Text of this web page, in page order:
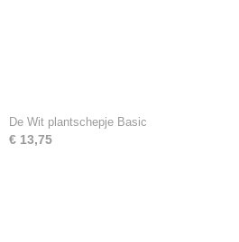
De Wit plantschepje Basic
€ 13,75